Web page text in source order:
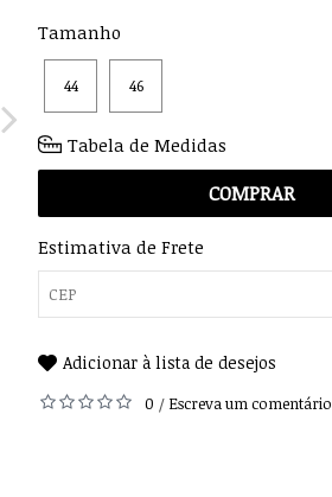
Tamanho
44 46
Tabela de Medidas
COMPRAR
Estimativa de Frete
Adicionar à lista de desejos
0 / Escreva um comentário